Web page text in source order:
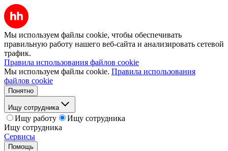
Мы используем файлы cookie, чтобы обеспечивать
правильную работу нашего веб-сайта и анализировать сетевой
трафик.
Правила использования файлов cookie
Мы используем файлы cookie. Правила использования
файлов cookie
Понятно
Ищу сотрудника
Ищу работу
Ищу сотрудника
Ищу сотрудника
Сервисы
Помощь